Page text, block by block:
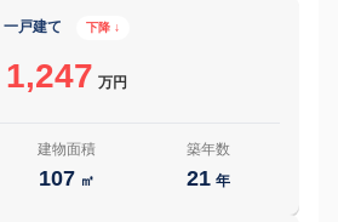
一戸建て 下降 ↓
1,247 万円
建物面積
107 ㎡
築年数
21 年